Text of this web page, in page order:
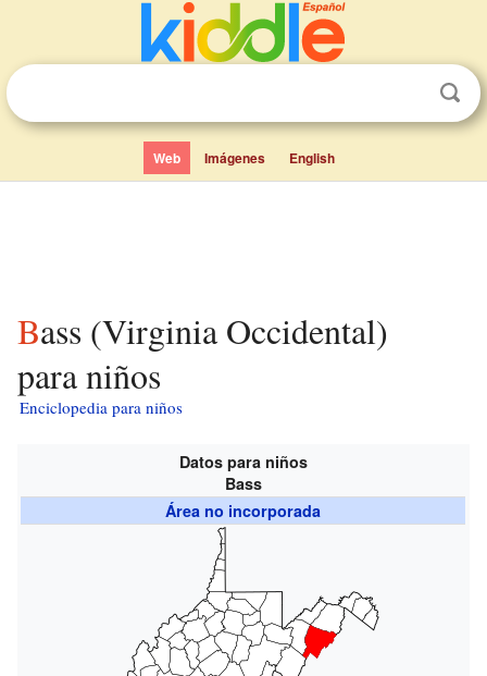
Web Imágenes English
Bass (Virginia Occidental)
para niños
Enciclopedia para niños
Datos para niños
Bass
Área no incorporada